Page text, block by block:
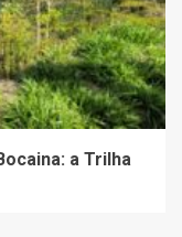
a Trilha